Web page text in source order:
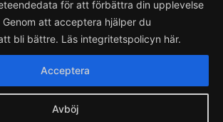
för att förbättra din upplevelse
att acceptera hjälper du
bli bättre. Läs integritetspolicyn här.
Avböj
Acceptera
din pizzeria?Lägg till pizzeria.
gratis pizzeria-hemsida
Läs om pizzamenyer.se
Artiklar & nyheter
Rensa cookieval